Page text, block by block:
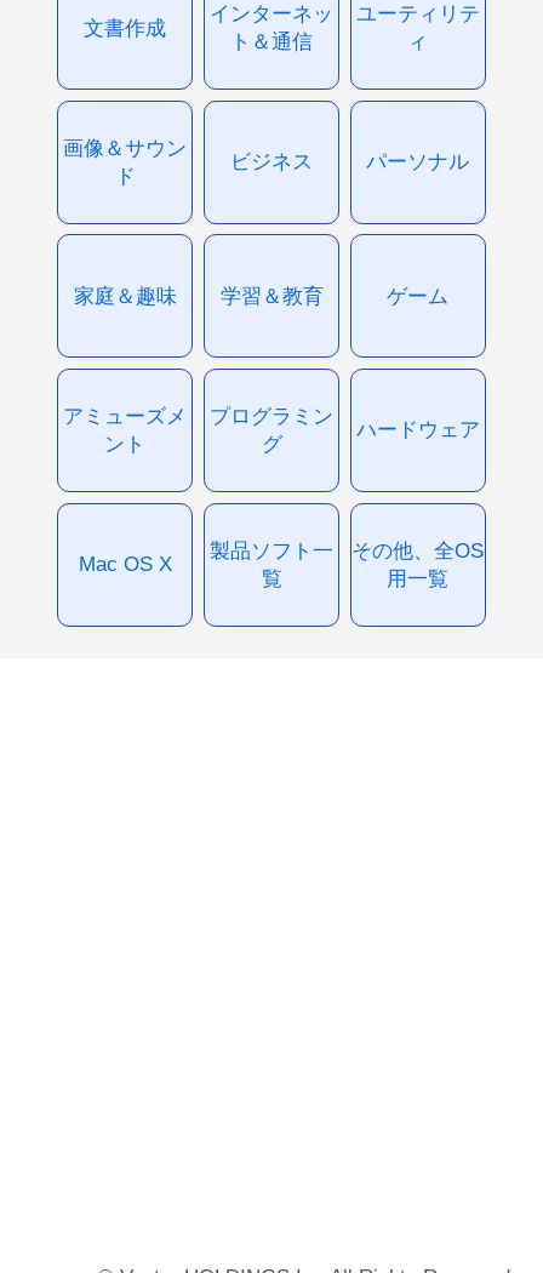
文書作成
インターネッ
ト＆通信
ユーティリテ
ィ
画像＆サウン
ド
ビジネス パーソナル
家庭＆趣味 学習＆教育 ゲーム
アミューズメ
ント
プログラミン
グ
ハードウェア
Mac OS X
製品ソフト一
覧
その他、全OS
用一覧